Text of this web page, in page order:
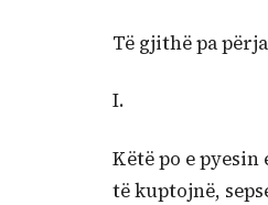
Të gjithë pa
I.
Këtë po e
të kuptojnë,